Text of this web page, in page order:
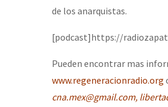
de los anarquistas.
[podcast]https://
Pueden encontrar mas
www.regeneracionradio.org
cna.mex@gmail.com,